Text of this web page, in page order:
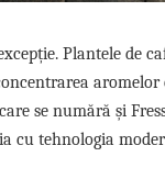
Plantele de
aromelor
se numără și
cu tehnologia